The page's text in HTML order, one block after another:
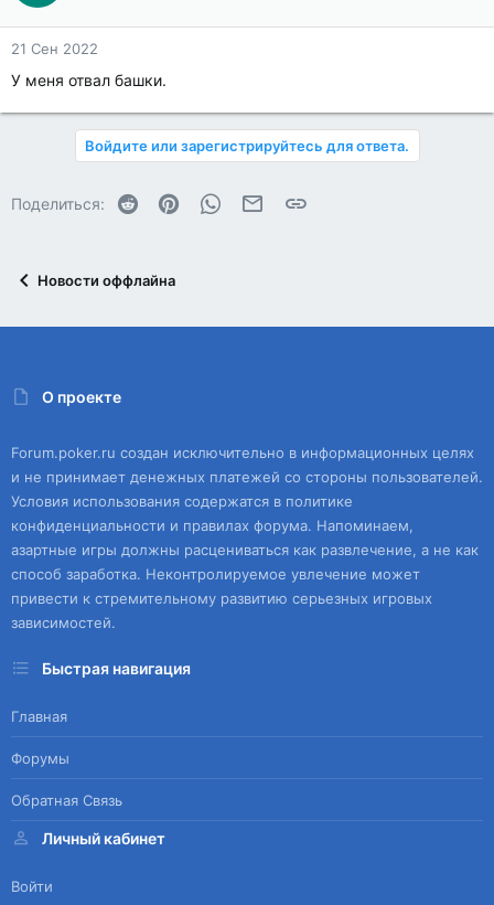
21 Сен 2022
У меня отвал башки.
Войдите или зарегистрируйтесь для ответа.
Поделиться: Reddit PinterestWhatsAppЭлектронная почта
Ссылка
Новости оффлайна
О проекте
Forum.poker.ru создан исключительно в информационных целях
и не принимает денежных платежей со стороны пользователей.
Условия использования содержатся в политике
конфиденциальности и правилах форума. Напоминаем,
азартные игры должны расцениваться как развлечение, а не как
способ заработка. Неконтролируемое увлечение может
привести к стремительному развитию серьезных игровых
зависимостей.
Быстрая навигация
Главная
Форумы
Обратная Связь
Личный кабинет
Войти